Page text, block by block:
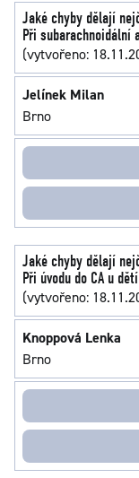
Jaké chyby dělají
Při subarachnoidální
(vytvořeno:
Jelínek Milan
Brno
Jaké chyby dělají
Při úvodu do CA u dětí
(vytvořeno:
Knoppová Lenka
Brno